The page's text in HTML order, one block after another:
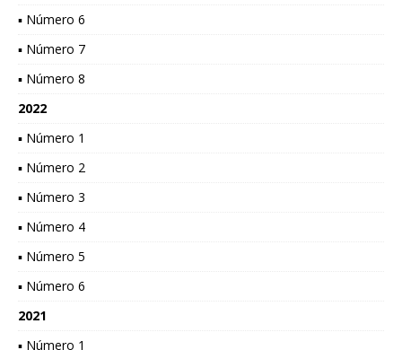
▪ Número 6
▪ Número 7
▪ Número 8
2022
▪ Número 1
▪ Número 2
▪ Número 3
▪ Número 4
▪ Número 5
▪ Número 6
2021
▪ Número 1